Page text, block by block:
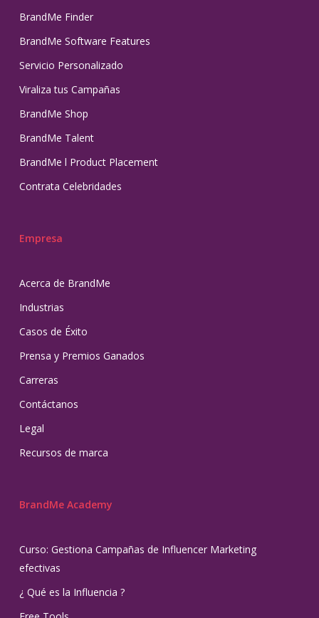
BrandMe Finder
BrandMe Software Features
Servicio Personalizado
Viraliza tus Campañas
BrandMe Shop
BrandMe Talent
BrandMe l Product Placement
Contrata Celebridades
Empresa
Acerca de BrandMe
Industrias
Casos de Éxito
Prensa y Premios Ganados
Carreras
Contáctanos
Legal
Recursos de marca
BrandMe Academy
Curso: Gestiona Campañas de Influencer Marketing
efectivas
¿ Qué es la Influencia ?